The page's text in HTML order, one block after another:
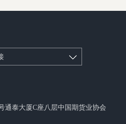
通泰大厦C座八层中国期货业协会